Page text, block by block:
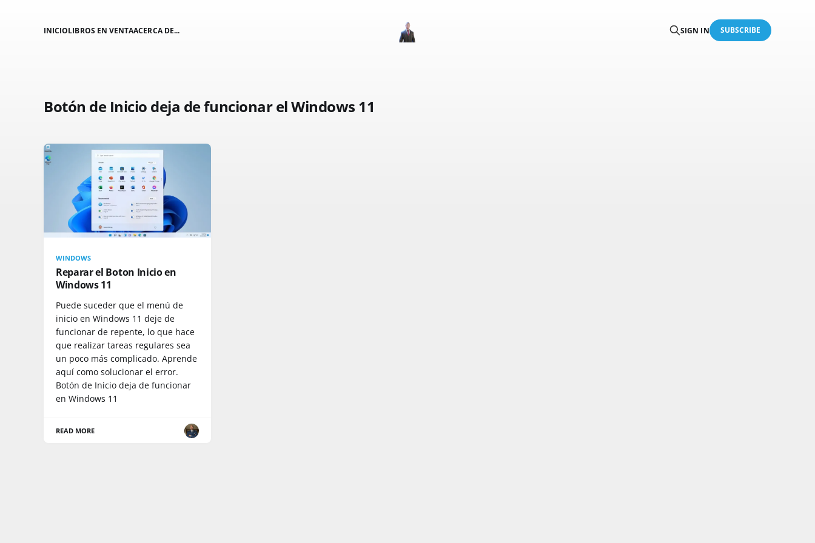
INICIOLIBROS EN VENTAACERCA DE... SIGN IN SUBSCRIBE
Botón de Inicio deja de funcionar el Windows 11
WINDOWS
Reparar el Boton Inicio en
Windows 11
Puede suceder que el menú de
inicio en Windows 11 deje de
funcionar de repente, lo que hace
que realizar tareas regulares sea
un poco más complicado. Aprende
aquí como solucionar el error.
Botón de Inicio deja de funcionar
en Windows 11
READ MORE